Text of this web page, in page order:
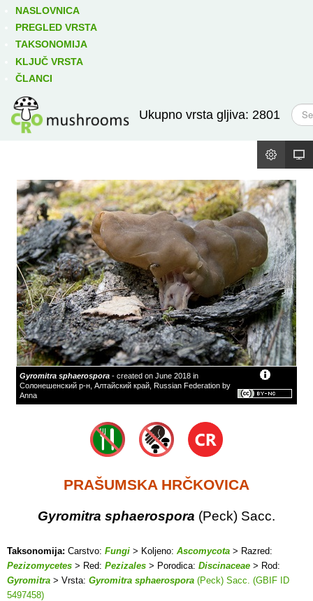
NASLOVNICA
PREGLED VRSTA
TAKSONOMIJA
KLJUČ VRSTA
ČLANCI
Ukupno vrsta gljiva: 2801
T
r
ž
Gyromitra sphaerospora - created on June 2018 in
Солонешенский р-н, Алтайский край, Russian Federation by
Anna
PRAŠUMSKA HRČKOVICA
Gyromitra sphaerospora (Peck) Sacc.
Taksonomija: Carstvo: Fungi > Koljeno: Ascomycota > Razred:
Pezizomycetes > Red: Pezizales > Porodica: Discinaceae > Rod:
Gyromitra > Vrsta: Gyromitra sphaerospora (Peck) Sacc. (GBIF ID
5497458)
Izravno podređene niže takse: